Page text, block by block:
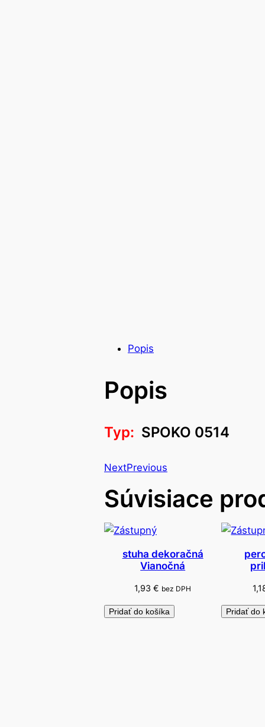
Popis
Popis
Typ: SPOKO 0514
NextPrevious
Súvisiace
stuha dekoračná
Vianočná
1,93€ bez DPH
Pridať do košíka Pridať do